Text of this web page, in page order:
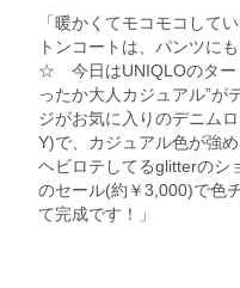
「暖かくてモコモコして
トンコートは、パンツに
☆ 今日はUNIQLOのター
ったか大人カジュアル”
ジがお気に入りのデニム
Y)で、カジュアル色が強
ヘビロテしてるglitterのシ
のセール(約￥3,000)で色
て完成です！」